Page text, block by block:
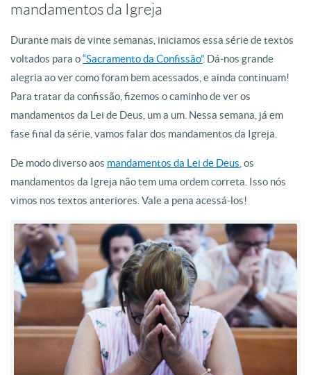
mandamentos da Igreja
Durante mais de vinte semanas, iniciamos essa série de textos
voltados para o“Sacramento da Confissão”. Dá-nos grande
alegria ao ver como foram bem acessados, e ainda continuam!
Para tratar da confissão, fizemos o caminho de ver os
mandamentos da Lei de Deus, um a um. Nessa semana, já em
fase final da série, vamos falar dos mandamentos da Igreja.
De modo diverso aos mandamentos da Lei de Deus , os
mandamentos da Igreja não tem uma ordem correta. Isso nós
vimos nos textos anteriores. Vale a pena acessá-los!